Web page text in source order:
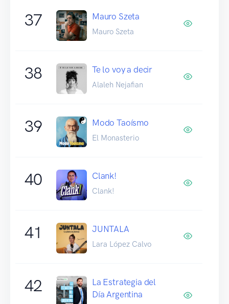
37 Mauro Szeta
Mauro Szeta
38 Te lo voy a decir
Alaleh Nejafian
39 Modo Taoísmo
El Monasterio
40 Clank!
Clank!
41 JUNTALA
Lara López Calvo
42
La Estrategia del
Día Argentina